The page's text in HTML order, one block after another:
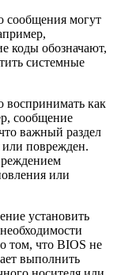
сообщения могут
коды обозначают,
системные
как
сообщение
важный раздел
поврежден.
или
установить
о том, что BIOS не
выполнить